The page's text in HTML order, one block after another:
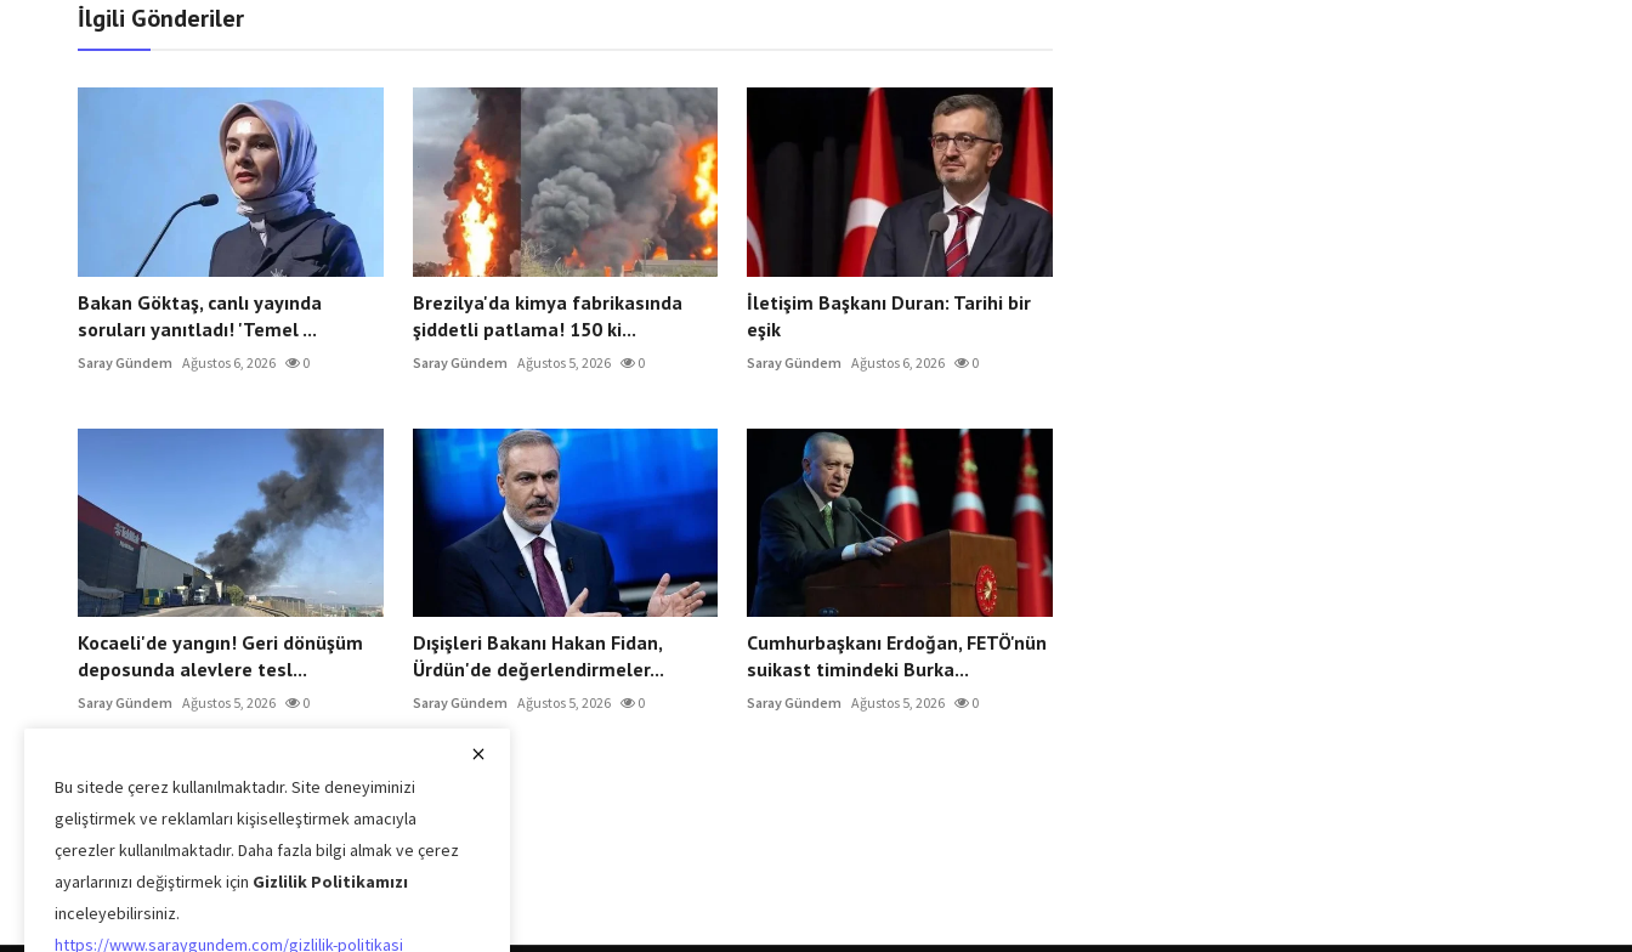
İlgili Gönderiler
Bakan Göktaş, canlı yayında
soruları yanıtladı! 'Temel ...
Saray Gündem Ağustos 6, 2026 0
Brezilya'da kimya fabrikasında
şiddetli patlama! 150 ki...
Saray Gündem Ağustos 5, 2026 0
İletişim Başkanı Duran: Tarihi bir
eşik
Saray Gündem Ağustos 6, 2026 0
Kocaeli'de yangın! Geri dönüşüm
deposunda alevlere tesl...
Saray Gündem Ağustos 5, 2026 0
Dışişleri Bakanı Hakan Fidan,
Ürdün'de değerlendirmeler...
Saray Gündem Ağustos 5, 2026 0
Cumhurbaşkanı Erdoğan, FETÖ'nün
suikast timindeki Burka...
Saray Gündem Ağustos 5, 2026 0
Bu sitede çerez kullanılmaktadır. Site deneyiminizi
geliştirmek ve reklamları kişiselleştirmek amacıyla
çerezler kullanılmaktadır. Daha fazla bilgi almak ve çerez
ayarlarınızı değiştirmek için Gizlilik Politikamızı
inceleyebilirsiniz.
https://www.saraygundem.com/gizlilik-politikasi